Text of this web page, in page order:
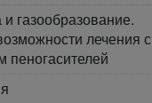
газообразование.
лечения с
пеногасителей